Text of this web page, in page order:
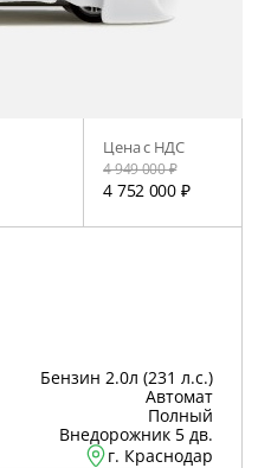
Цена с НДС
4 949 000 ₽
4 752 000 ₽
Бензин 2.0л (231 л.с.)
Автомат
Полный
Внедорожник 5 дв.
г. Краснодар